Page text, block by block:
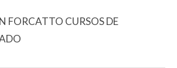
FORCATTO CURSOS DE